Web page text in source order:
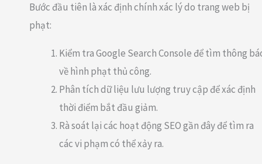
Bước đầu tiên là xác định chính xác lý do trang web bị
phạt:
Kiểm tra Google Search Console để tìm thông
về hình phạt thủ công.
Phân tích dữ liệu lưu lượng truy cập để xác định
thời điểm bắt đầu giảm.
Rà soát lại các hoạt động SEO gần đây để tìm ra
các vi phạm có thể xảy ra.